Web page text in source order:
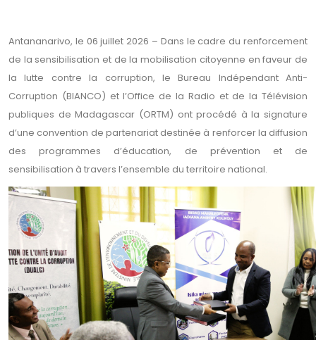
Antananarivo, le 06 juillet 2026 – Dans le cadre du renforcement
de la sensibilisation et de la mobilisation citoyenne en faveur de
la lutte contre la corruption, le Bureau Indépendant Anti-
Corruption (BIANCO) et l’Office de la Radio et de la Télévision
publiques de Madagascar (ORTM) ont procédé à la signature
d’une convention de partenariat destinée à renforcer la diffusion
des programmes d’éducation, de prévention et de
sensibilisation à travers l’ensemble du territoire national.